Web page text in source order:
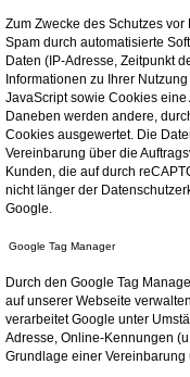
Zum Zwecke des Schutzes
Spam durch automatisierte
Daten (IP-Adresse, Zeitpunkt
Informationen zu Ihrer
JavaScript sowie Cookies
Daneben werden andere,
Cookies ausgewertet. Die
Vereinbarung über die
Kunden, die auf durch
nicht länger der
Google.
Google Tag Manager
Durch den Google Tag
auf unserer Webseite
verarbeitet Google unter
Adresse, Online-Kennungen
Grundlage einer